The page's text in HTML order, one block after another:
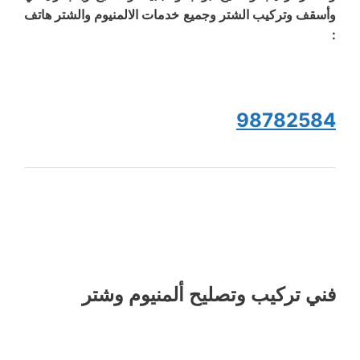
وأسقف وتركيب الشتر وجميع خدمات الالمنيوم والشتر هاتف
:
98782584
فني تركيب وتصليح ألمنيوم وشتر